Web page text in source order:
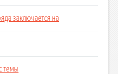
заключается на
темы